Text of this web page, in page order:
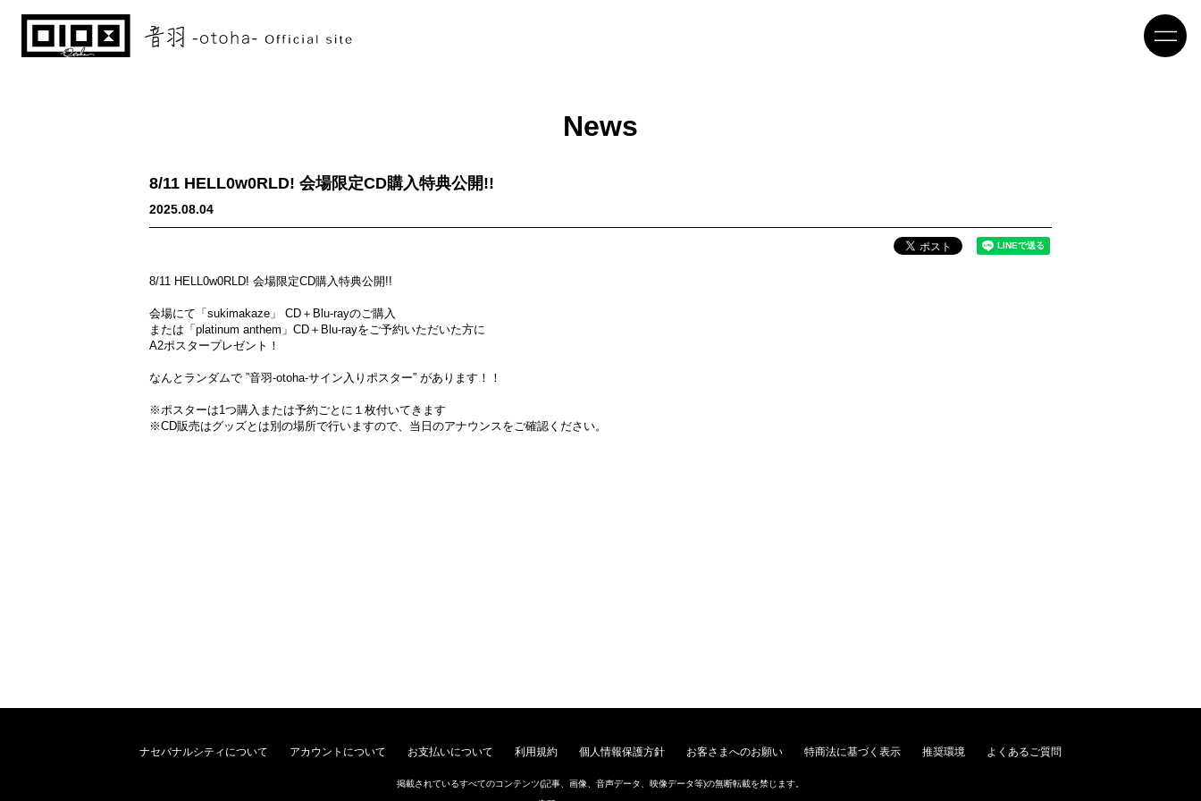
News
8/11 HELL0w0RLD! 会場限定CD購入特典公開!!
2025.08.04
8/11 HELL0w0RLD! 会場限定CD購入特典公開!!
会場にて「sukimakaze」 CD＋Blu-rayのご購入
または「platinum anthem」CD＋Blu-rayをご予約いただいた方に
A2ポスタープレゼント！
なんとランダムで ”音羽-otoha-サイン入りポスター” があります！！
※ポスターは1つ購入または予約ごとに１枚付いてきます
※CD販売はグッズとは別の場所で行いますので、当日のアナウンスをご確認ください。
ナセバナルシティについて アカウントについて お支払いについて 利用規約 個人情報保護方針 お客さまへのお願い 特商法に基づく表示 推奨環境 よくあるご質問
掲載されているすべてのコンテンツ(記事、画像、音声データ、映像データ等)の無断転載を禁じます。